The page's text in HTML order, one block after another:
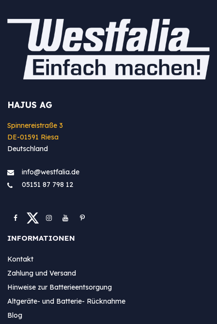
HAJUS AG
Spinnereistraße 3
DE-01591 Riesa
Deutschland
info@westfa​lia.de
05151 87 798 12
INFORMATIONEN
Kontakt
Zahlung und Versand
Hinweise zur Batterieentsorgung
Altgeräte- und Batterie- Rücknahme
Blog